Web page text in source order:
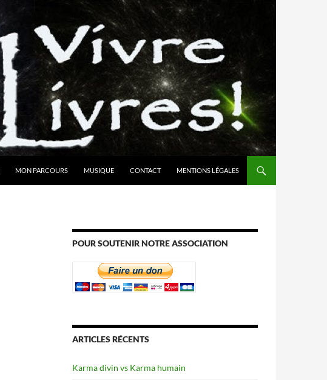
MON PARCOURS MUSIQUE CONTACT MENTIONS LÉGALES
POUR SOUTENIR NOTRE ASSOCIATION
ARTICLES RÉCENTS
Karma divin vs Karma humain